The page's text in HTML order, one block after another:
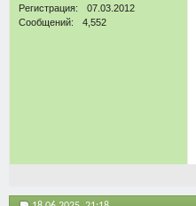
Регистрация
07.03.2012
Сообщений
4,552